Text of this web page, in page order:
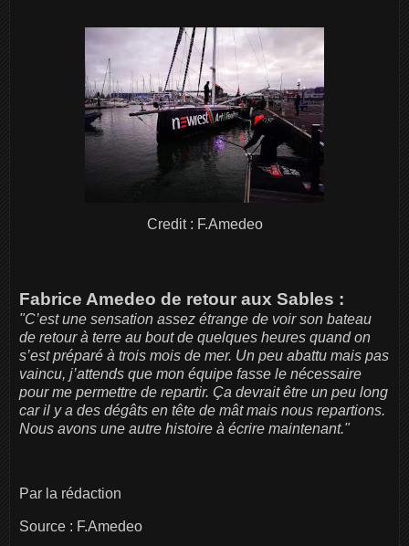
Credit : F.Amedeo
Fabrice Amedeo de retour aux Sables :
"C’est une sensation assez étrange de voir son bateau
de retour à terre au bout de quelques heures quand on
s’est préparé à trois mois de mer. Un peu abattu mais pas
vaincu, j’attends que mon équipe fasse le nécessaire
pour me permettre de repartir. Ça devrait être un peu long
car il y a des dégâts en tête de mât mais nous repartions.
Nous avons une autre histoire à écrire maintenant."
Par la rédaction
Source : F.Amedeo